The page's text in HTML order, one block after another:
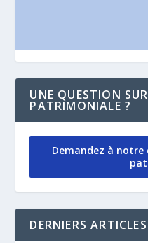
UNE QUESTION
PATRIMONIALE ?
Demandez à notre
DERNIERS ARTICLES